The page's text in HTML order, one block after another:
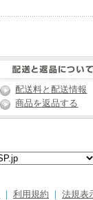
配送料と配送情報
商品を返品する
利用規約
法規表